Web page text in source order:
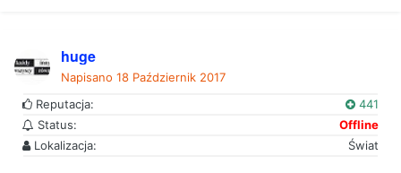
huge
Napisano 18 Październik 2017
Reputacja:
441
Status:
Offline
Lokalizacja:
Świat